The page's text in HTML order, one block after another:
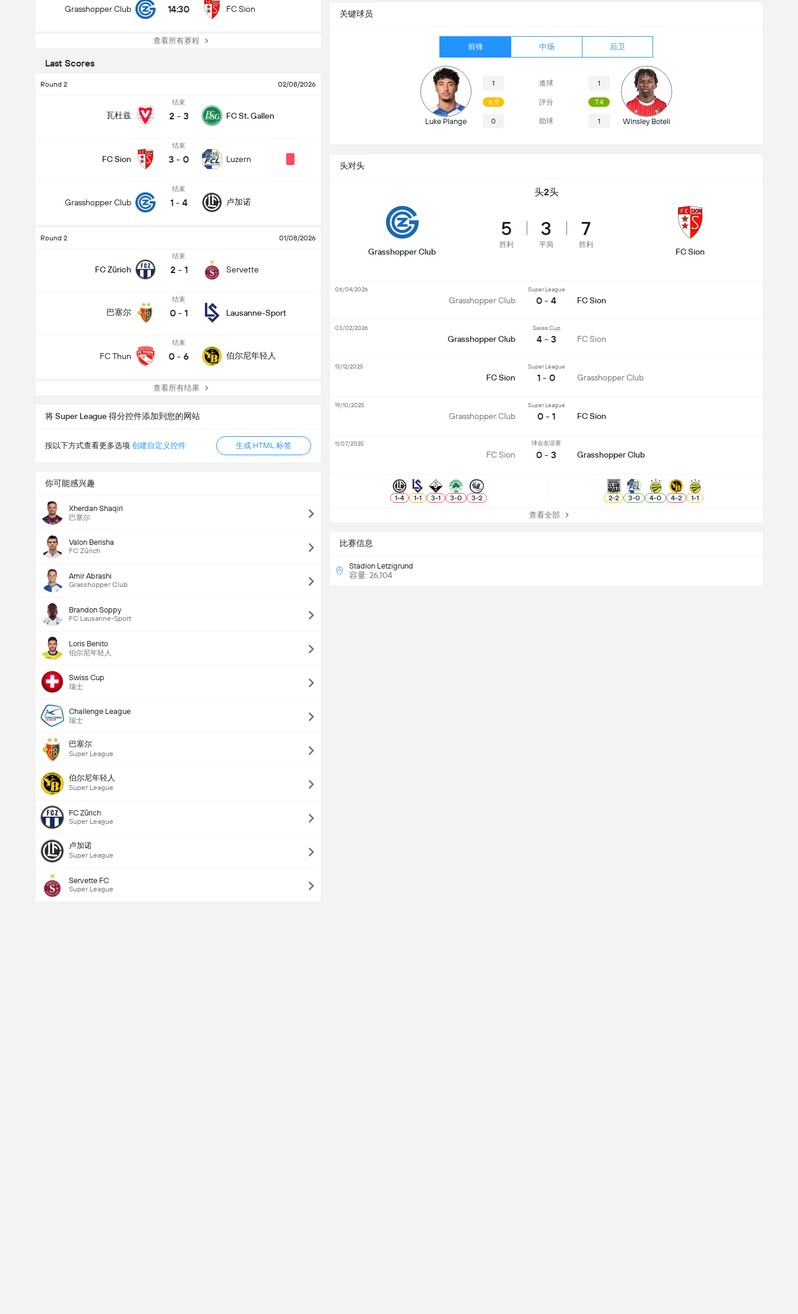
Grasshopper Club 14:30 FC Sion
查看所有赛程
Last Scores
Round 2 02/08/2026
瓦杜兹
结束
2 - 3 FC St. Gallen
FC Sion
结束
3 - 0 Luzern
Grasshopper Club
结束
1 - 4 卢加诺
Round 2 01/08/2026
FC Zürich
结束
2 - 1 Servette
巴塞尔
结束
0 - 1 Lausanne-Sport
FC Thun
结束
0 - 6 伯尔尼年轻人
查看所有结果
将 Super League 得分控件添加到您的网站
按以下方式查看更多选项 创建自定义控件 生成 HTML 标签
你可能感兴趣
Xherdan Shaqiri
巴塞尔
Valon Berisha
FC Zürich
Amir Abrashi
Grasshopper Club
Brandon Soppy
FC Lausanne-Sport
Loris Benito
伯尔尼年轻人
Swiss Cup
瑞士
Challenge League
瑞士
巴塞尔
Super League
伯尔尼年轻人
Super League
FC Zürich
Super League
卢加诺
Super League
Servette FC
Super League
关键球员
前锋 中场 后卫
Luke Plange
1 進球 1
6.9 評分 7.4
0 助球 1 Winsley Boteli
比赛信息
Stadion Letzigrund
容量: 26,104
头对头
头2头
Grasshopper Club
5
胜利
3
平局
7
胜利
FC Sion
Grasshopper Club
Super League
0 - 4 FC Sion
06/04/2026
Grasshopper Club
Swiss Cup
4 - 3 FC Sion
03/02/2026
FC Sion
Super League
1 - 0 Grasshopper Club
13/12/2025
Grasshopper Club
Super League
0 - 1 FC Sion
19/10/2025
FC Sion
球会友谊赛
0 - 3 Grasshopper Club
11/07/2025
1-4 1-1 3-1 3-0 3-2 2-2 3-0 4-0 4-2 1-1
查看全部